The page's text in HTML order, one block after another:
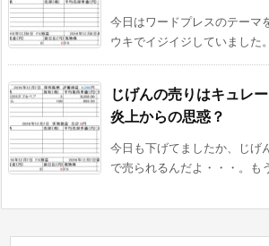
今日はワードプレスのテーマ
ウキでイジイジしていました
じげんの売りはキュレ
炎上からの思惑？
今日も下げてましたか、じげ
で売られるんだよ・・・。も